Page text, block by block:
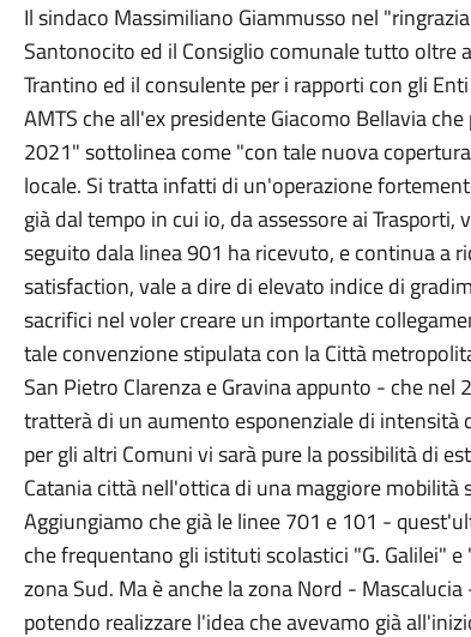
Il sindaco Massimiliano Giammusso nel
Santonocito ed il Consiglio comunale tutto oltre
Trantino ed il consulente per i rapporti con gli
AMTS che all'ex presidente Giacomo Bellavia
2021" sottolinea come "con tale nuova
locale. Si tratta infatti di un'operazione
già dal tempo in cui io, da assessore ai
seguito dala linea 901 ha ricevuto, e continua a
satisfaction, vale a dire di elevato indice di
sacrifici nel voler creare un importante
tale convenzione stipulata con la Città
San Pietro Clarenza e Gravina appunto - che
tratterà di un aumento esponenziale di
per gli altri Comuni vi sarà pure la possibilità di
Catania città nell'ottica di una maggiore
Aggiungiamo che già le linee 701 e 101 -
che frequentano gli istituti scolastici "G. Galilei"
zona Sud. Ma è anche la zona Nord -
potendo realizzare l'idea che avevamo già